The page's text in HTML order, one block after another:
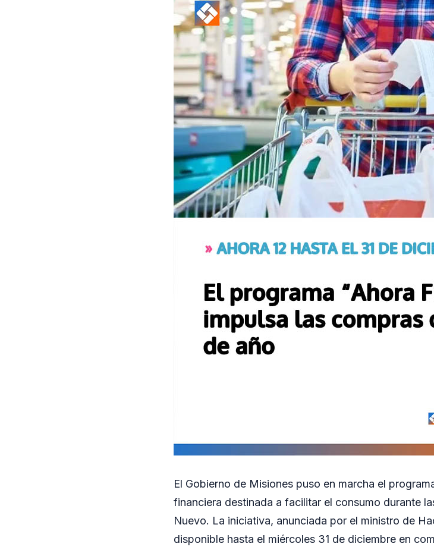
El Gobierno de Misiones puso en marcha el
financiera destinada a facilitar el consumo durante
Nuevo. La iniciativa, anunciada por el ministro de
disponible hasta el miércoles 31 de diciembre en